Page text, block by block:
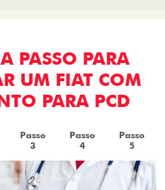
PASSO PARA
UM FIAT COM
PARA PCD
Passo
3
Passo
4
Passo
5